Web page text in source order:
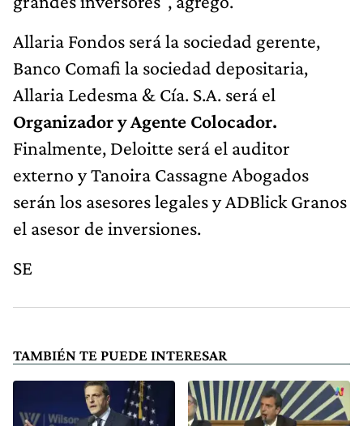
Allaria Fondos será la sociedad gerente,
Banco Comafi la sociedad depositaria,
Allaria Ledesma & Cía. S.A. será el
Organizador y Agente Colocador.
Finalmente, Deloitte será el auditor
externo y Tanoira Cassagne Abogados
serán los asesores legales y ADBlick Granos
el asesor de inversiones.
SE
TAMBIÉN TE PUEDE INTERESAR